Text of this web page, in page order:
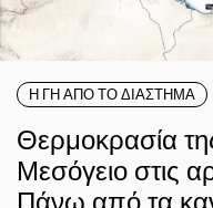
Η ΓΗ ΑΠΟ ΤΟ ΔΙΑΣΤΗΜΑ
Θερμοκρασία
Μεσόγειο στις